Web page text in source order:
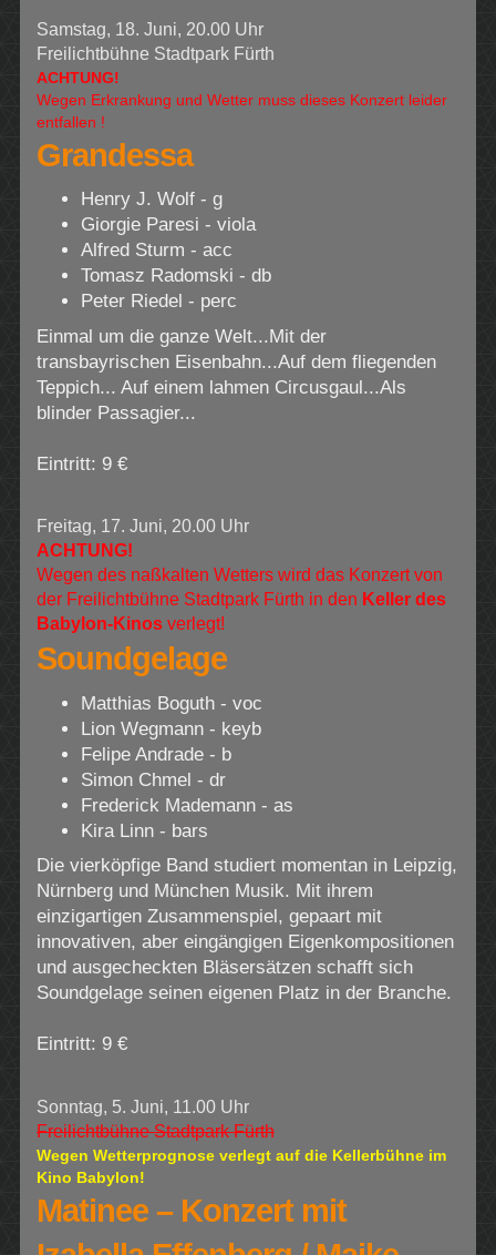
Samstag, 18. Juni, 20.00 Uhr
Freilichtbühne Stadtpark Fürth
ACHTUNG!
Wegen Erkrankung und Wetter muss dieses Konzert leider
entfallen !
Grandessa
Henry J. Wolf - g
Giorgie Paresi - viola
Alfred Sturm - acc
Tomasz Radomski - db
Peter Riedel - perc
Einmal um die ganze Welt...Mit der
transbayrischen Eisenbahn...Auf dem fliegenden
Teppich... Auf einem lahmen Circusgaul...Als
blinder Passagier...
Eintritt: 9 €
Freitag, 17. Juni, 20.00 Uhr
ACHTUNG!
Wegen des naßkalten Wetters wird das Konzert von
der Freilichtbühne Stadtpark Fürth in den Keller des
Babylon-Kinosverlegt!
Soundgelage
Matthias Boguth - voc
Lion Wegmann - keyb
Felipe Andrade - b
Simon Chmel - dr
Frederick Mademann - as
Kira Linn - bars
Die vierköpfige Band studiert momentan in Leipzig,
Nürnberg und München Musik. Mit ihrem
einzigartigen Zusammenspiel, gepaart mit
innovativen, aber eingängigen Eigenkompositionen
und ausgecheckten Bläsersätzen schafft sich
Soundgelage seinen eigenen Platz in der Branche.
Eintritt: 9 €
Sonntag, 5. Juni, 11.00 Uhr
Freilichtbühne Stadtpark Fürth
Wegen Wetterprognose verlegt auf die Kellerbühne im
Kino Babylon!
Matinee – Konzert mit